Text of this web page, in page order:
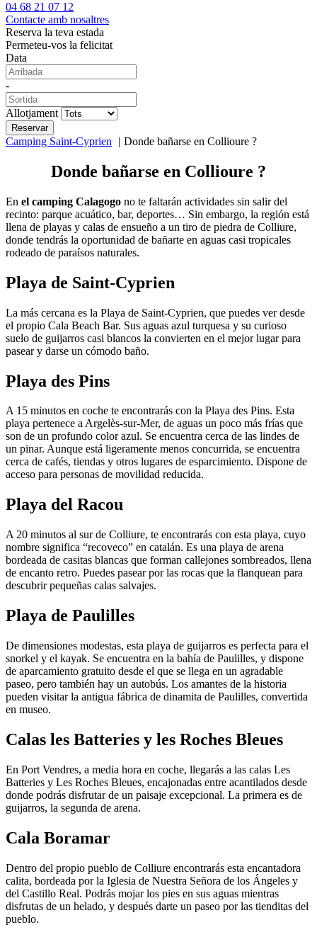
04 68 21 07 12
Contacte amb nosaltres
Reserva la teva estada
Permeteu-vos la felicitat
Data
-
Allotjament
Camping Saint-Cyprien Donde bañarse en Collioure ?
Donde bañarse en Collioure ?
En el camping Calagogo no te faltarán actividades sin salir del
recinto: parque acuático, bar, deportes… Sin embargo, la región está
llena de playas y calas de ensueño a un tiro de piedra de Colliure,
donde tendrás la oportunidad de bañarte en aguas casi tropicales
rodeado de paraísos naturales.
Playa de Saint-Cyprien
La más cercana es la Playa de Saint-Cyprien, que puedes ver desde
el propio Cala Beach Bar. Sus aguas azul turquesa y su curioso
suelo de guijarros casi blancos la convierten en el mejor lugar para
pasear y darse un cómodo baño.
Playa des Pins
A 15 minutos en coche te encontrarás con la Playa des Pins. Esta
playa pertenece a Argelès-sur-Mer, de aguas un poco más frías que
son de un profundo color azul. Se encuentra cerca de las lindes de
un pinar. Aunque está ligeramente menos concurrida, se encuentra
cerca de cafés, tiendas y otros lugares de esparcimiento. Dispone de
acceso para personas de movilidad reducida.
Playa del Racou
A 20 minutos al sur de Colliure, te encontrarás con esta playa, cuyo
nombre significa “recoveco” en catalán. Es una playa de arena
bordeada de casitas blancas que forman callejones sombreados, llena
de encanto retro. Puedes pasear por las rocas que la flanquean para
descubrir pequeñas calas salvajes.
Playa de Paulilles
De dimensiones modestas, esta playa de guijarros es perfecta para el
snorkel y el kayak. Se encuentra en la bahía de Paulilles, y dispone
de aparcamiento gratuito desde el que se llega en un agradable
paseo, pero también hay un autobús. Los amantes de la historia
pueden visitar la antigua fábrica de dinamita de Paulilles, convertida
en museo.
Calas les Batteries y les Roches Bleues
En Port Vendres, a media hora en coche, llegarás a las calas Les
Batteries y Les Roches Bleues, encajonadas entre acantilados desde
donde podrás disfrutar de un paisaje excepcional. La primera es de
guijarros, la segunda de arena.
Cala Boramar
Dentro del propio pueblo de Colliure encontrarás esta encantadora
calita, bordeada por la Iglesia de Nuestra Señora de los Ángeles y
del Castillo Real. Podrás mojar los pies en sus aguas mientras
disfrutas de un helado, y después darte un paseo por las tienditas del
pueblo.